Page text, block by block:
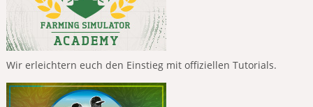
Wir erleichtern euch den Einstieg mit offiziellen Tutorials.